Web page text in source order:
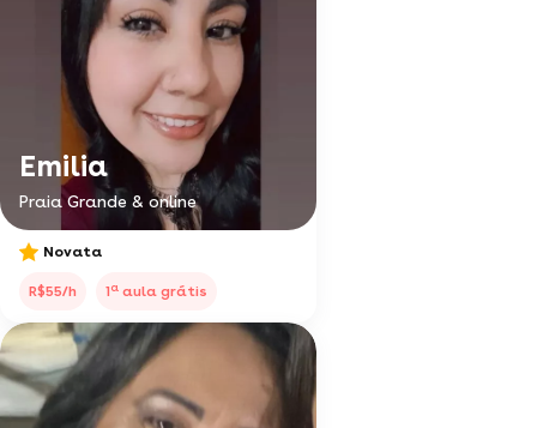
Emilia
Praia Grande & online
Novata
R$55/h 1a aula grátis